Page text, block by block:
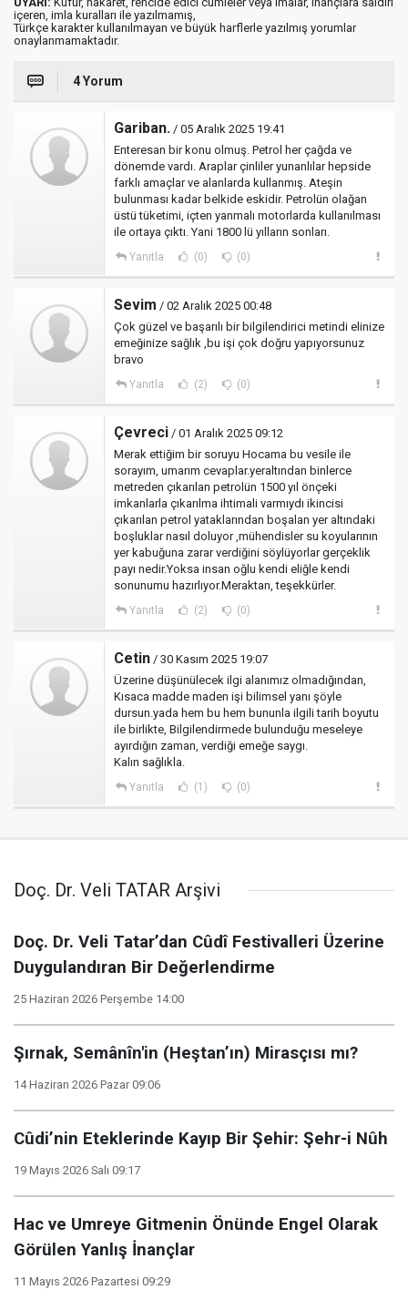
içeren, imla kuralları ile yazılmamış,
Türkçe karakter kullanılmayan ve büyük harflerle yazılmış yorumlar
onaylanmamaktadır.
4 Yorum
Gariban. / 05 Aralık 2025 19:41
Enteresan bir konu olmuş. Petrol her çağda ve
dönemde vardı. Araplar çinliler yunanlılar hepside
farklı amaçlar ve alanlarda kullanmış. Ateşin
bulunması kadar belkide eskidir. Petrolün olağan
üstü tüketimi, içten yanmalı motorlarda kullanılması
ile ortaya çıktı. Yani 1800 lü yılların sonları.
Yanıtla (0) (0)
Sevim / 02 Aralık 2025 00:48
Çok güzel ve başarılı bir bilgilendirici metindi elinize
emeğinize sağlık ,bu işi çok doğru yapıyorsunuz
bravo
Yanıtla (2) (0)
Çevreci / 01 Aralık 2025 09:12
Merak ettiğim bir soruyu Hocama bu vesile ile
sorayım, umarım cevaplar.yeraltından binlerce
metreden çıkarılan petrolün 1500 yıl önçeki
imkanlarla çıkarılma ihtimali varmıydı ikincisi
çıkarılan petrol yataklarından boşalan yer altındaki
boşluklar nasıl doluyor ,mühendisler su koyularının
yer kabuğuna zarar verdiğini söylüyorlar gerçeklik
payı nedir.Yoksa insan oğlu kendi eliğle kendi
sonunumu hazırlıyor.Meraktan, teşekkürler.
Yanıtla (2) (0)
Cetin / 30 Kasım 2025 19:07
Üzerine düşünülecek ilgi alanımız olmadığından,
Kısaca madde maden işi bilimsel yanı şöyle
dursun.yada hem bu hem bununla ilgili tarih boyutu
ile birlikte, Bilgilendirmede bulunduğu meseleye
ayırdığın zaman, verdiği emeğe saygı.
Kalın sağlıkla.
Yanıtla (1) (0)
Doç. Dr. Veli TATAR Arşivi
Doç. Dr. Veli Tatar’dan Cûdî Festivalleri Üzerine
Duygulandıran Bir Değerlendirme
25 Haziran 2026 Perşembe 14:00
Şırnak, Semânîn'in (Heştan’ın) Mirasçısı mı?
14 Haziran 2026 Pazar 09:06
Cûdi’nin Eteklerinde Kayıp Bir Şehir: Şehr-i Nûh
19 Mayıs 2026 Salı 09:17
Hac ve Umreye Gitmenin Önünde Engel Olarak
Görülen Yanlış İnançlar
11 Mayıs 2026 Pazartesi 09:29